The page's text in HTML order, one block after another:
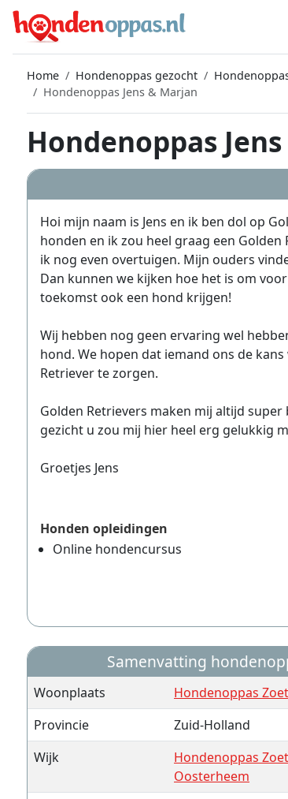
Home Hondenoppas gezocht
Hondenoppas Jens & Marjan
Hondenoppas
Hoi mijn naam is Jens en ik ben dol op
honden en ik zou heel graag een
ik nog even overtuigen. Mijn ouders
Dan kunnen we kijken hoe het is om
toekomst ook een hond krijgen!
Wij hebben nog geen ervaring wel
hond. We hopen dat iemand ons de
Retriever te zorgen.
Golden Retrievers maken mij altijd
gezicht u zou mij hier heel erg gelukkig
Groetjes Jens
Honden opleidingen
Online hondencursus
Samenvatting
Woonplaats Hondenoppas
Provincie
Zuid-Holland
Wijk
Hondenoppas
Oosterheem